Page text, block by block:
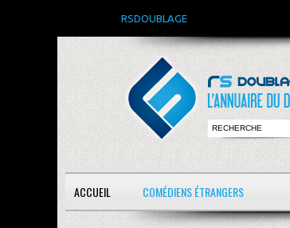
RSDOUBLAGE
ACCUEIL COMÉDIENS ÉTRANGERS